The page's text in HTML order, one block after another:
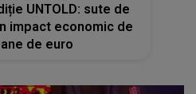
UNTOLD: sute de
impact economic de
de euro